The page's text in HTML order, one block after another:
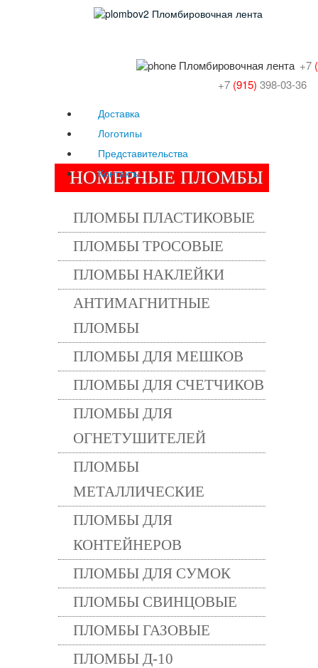
+7
+7 (915) 398-03-36
Доставка
Логотипы
Представительства
Контакты
НОМЕРНЫЕ ПЛОМБЫ
ПЛОМБЫ ПЛАСТИКОВЫЕ
ПЛОМБЫ ТРОСОВЫЕ
ПЛОМБЫ НАКЛЕЙКИ
АНТИМАГНИТНЫЕ
ПЛОМБЫ
ПЛОМБЫ ДЛЯ МЕШКОВ
ПЛОМБЫ ДЛЯ СЧЕТЧИКОВ
ПЛОМБЫ ДЛЯ
ОГНЕТУШИТЕЛЕЙ
ПЛОМБЫ
МЕТАЛЛИЧЕСКИЕ
ПЛОМБЫ ДЛЯ
КОНТЕЙНЕРОВ
ПЛОМБЫ ДЛЯ СУМОК
ПЛОМБЫ СВИНЦОВЫЕ
ПЛОМБЫ ГАЗОВЫЕ
ПЛОМБЫ Д-10